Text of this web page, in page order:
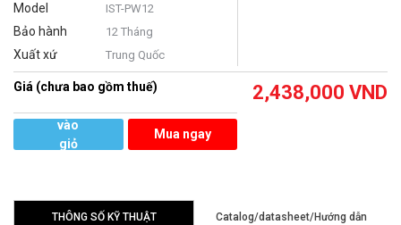
Model IST-PW12
Bảo hành 12 Tháng
Xuất xứ Trung Quốc
Giá (chưa bao gồm thuế) 2,438,000 VND
vào
giỏ
Mua ngay
THÔNG SỐ KỸ THUẬT
Catalog/datasheet/Hướng dẫn